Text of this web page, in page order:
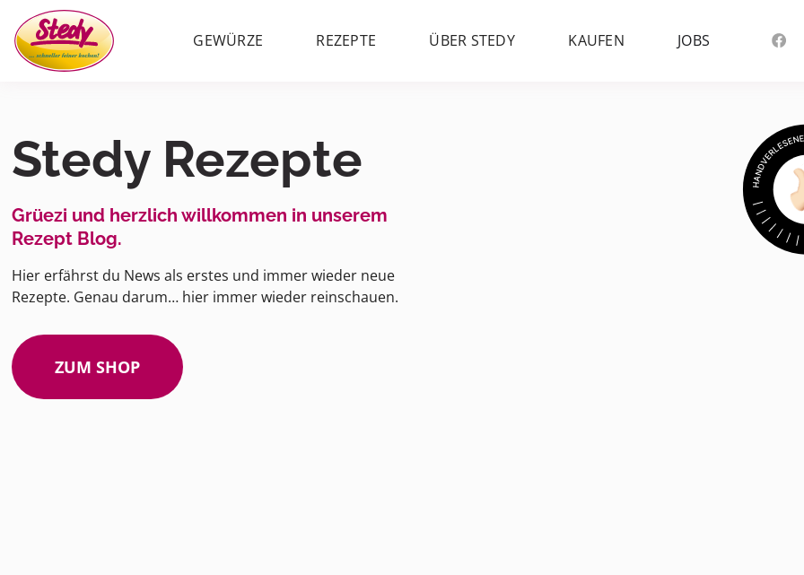
GEWÜRZE REZEPTE ÜBER STEDY KAUFEN JOBS
Stedy Rezepte
Grüezi und herzlich willkommen in unserem
Rezept Blog.
Hier erfährst du News als erstes und immer wieder neue
Rezepte. Genau darum… hier immer wieder reinschauen.
ZUM SHOP